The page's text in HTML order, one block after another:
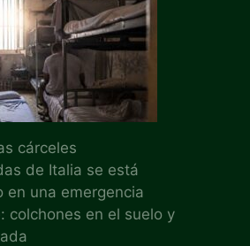
cárceles
de Italia se está
en una emergencia
colchones en el suelo y